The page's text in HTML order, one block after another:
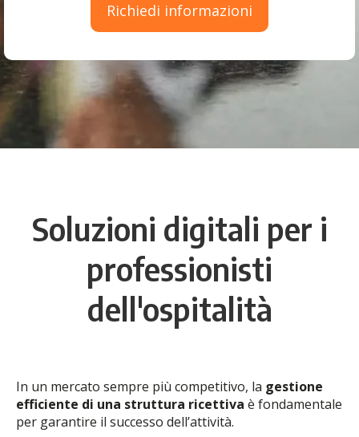
Richiedi informazioni
Soluzioni digitali per i
professionisti
dell'ospitalità
In un mercato sempre più competitivo, la gestione
efficiente di una struttura ricettiva è fondamentale
per garantire il successo dell’attività.